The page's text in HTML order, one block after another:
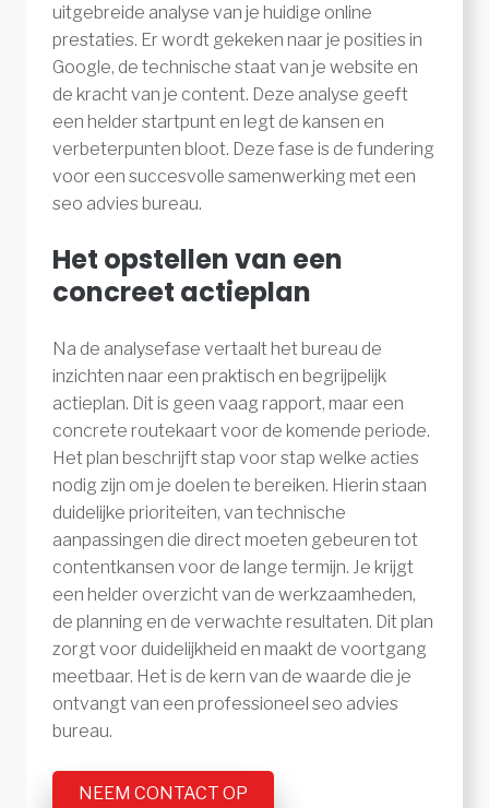
uitgebreide analyse van je huidige online
prestaties. Er wordt gekeken naar je posities in
Google, de technische staat van je website en
de kracht van je content. Deze analyse geeft
een helder startpunt en legt de kansen en
verbeterpunten bloot. Deze fase is de fundering
voor een succesvolle samenwerking met een
seo advies bureau.
Het opstellen van een
concreet actieplan
Na de analysefase vertaalt het bureau de
inzichten naar een praktisch en begrijpelijk
actieplan. Dit is geen vaag rapport, maar een
concrete routekaart voor de komende periode.
Het plan beschrijft stap voor stap welke acties
nodig zijn om je doelen te bereiken. Hierin staan
duidelijke prioriteiten, van technische
aanpassingen die direct moeten gebeuren tot
contentkansen voor de lange termijn. Je krijgt
een helder overzicht van de werkzaamheden,
de planning en de verwachte resultaten. Dit plan
zorgt voor duidelijkheid en maakt de voortgang
meetbaar. Het is de kern van de waarde die je
ontvangt van een professioneel seo advies
bureau.
NEEM CONTACT OP